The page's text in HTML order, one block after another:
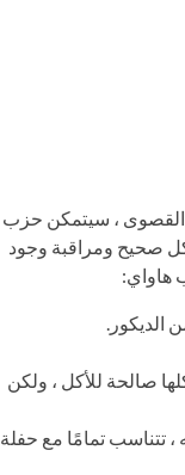
القصوى ، سيتمكن حزب
صحيح ومراقبة وجود
هاواي:
صالحة للأكل ، ولكن
، تتناسب تمامًا مع حفلة